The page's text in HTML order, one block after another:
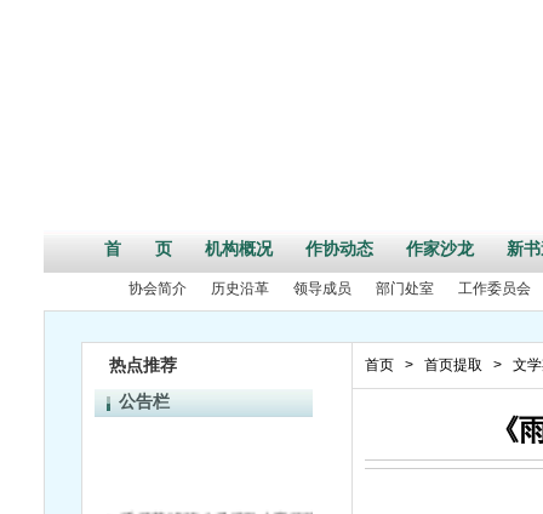
首 页 机构概况 作协动态 作家沙龙 新
协会简介 历史沿革 领导成员 部门处室 工作委员会
热点推荐
公告栏
首页 > 首页提取 > 文
《